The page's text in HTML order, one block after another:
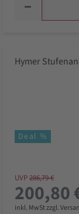
Hymer
Deal %
UVP286,79 €
200,80
inkl. MwSt zzgl.